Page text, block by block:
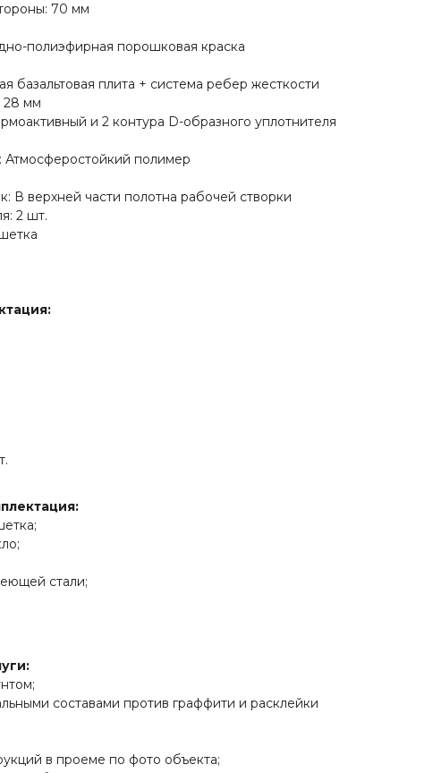
70 мм
полиэфирная порошковая краска
базальтовая плита + система ребер жесткости
28 мм
и 2 контура D-образного уплотнителя
Атмосферостойкий полимер
В верхней части полотна рабочей створки
2 шт.
стали;
составами против граффити и расклейки
в проеме по фото объекта;